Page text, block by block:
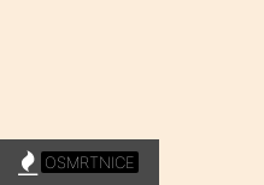
OSMRTNICE
OSMRTNICE